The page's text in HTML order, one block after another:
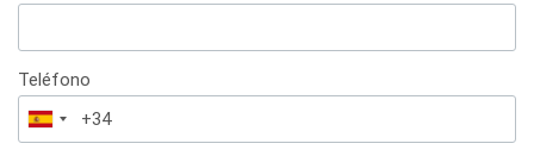
Teléfono
España
+34